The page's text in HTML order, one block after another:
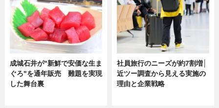
成城石井が"新鮮で安価な生ま
ぐろ"を通年販売 難題を実現
した舞台裏
社員旅行のニーズが約7割増│
近ツー調査から見える実施の
理由と企業戦略